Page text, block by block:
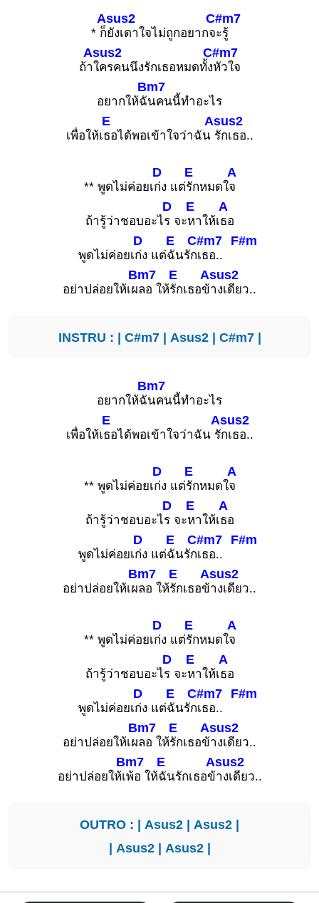
* ก็
Asus2
ยังเดาใจไม่ถูกอยากจ
C#m7
ะรู้
ถ้า
Asus2
ใครคนนึงรักเธอหมดทั้ง
C#m7
หัวใจ
อยากให้ฉั
Bm7
นคนนี้ทำอะไร
เพื่อให้เ
E
ธอได้พอเข้าใจว่าฉัน
Asus2
รักเธอ..
** พูดไม่ค่อยเ
D
ก่ง แต่
E
รักหมดใ
A
จ
ถ้ารู้ว่าชอบอะไ
D
ร จะ
E
หาให้เ
A
ธอ
พูดไม่ค่อยเ
D
ก่ง แต่
E
ฉันรัก
C#m7
เธอ..
F#m
อย่าปล่อยให้เผ
Bm7
ลอ ให้
E
รักเธอข้
Asus2
างเดียว..
INSTRU : | C#m7| Asus2| C#m7|
อยากให้ฉั
Bm7
นคนนี้ทำอะไร
เพื่อให้เ
E
ธอได้พอเข้าใจว่าฉัน รั
Asus2
กเธอ..
** พูดไม่ค่อยเ
D
ก่ง แต่
E
รักหมดใ
A
จ
ถ้ารู้ว่าชอบอะไ
D
ร จะ
E
หาให้เ
A
ธอ
พูดไม่ค่อยเ
D
ก่ง แต่
E
ฉันรัก
C#m7
เธอ..
F#m
อย่าปล่อยให้เผ
Bm7
ลอ ให้
E
รักเธอข้
Asus2
างเดียว..
** พูดไม่ค่อยเ
D
ก่ง แต่
E
รักหมดใ
A
จ
ถ้ารู้ว่าชอบอะไ
D
ร จะ
E
หาให้เ
A
ธอ
พูดไม่ค่อยเ
D
ก่ง แต่
E
ฉันรัก
C#m7
เธอ..
F#m
อย่าปล่อยให้เผ
Bm7
ลอ ให้
E
รักเธอข้
Asus2
างเดียว..
อย่าปล่อยให้เ
Bm7
พ้อ ให้
E
ฉันรักเธอข้
Asus2
างเดียว..
OUTRO : | Asus2 | Asus2 |
| Asus2| Asus2|